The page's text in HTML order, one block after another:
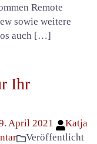
Remote
sowie weitere
auch […]
Ihr
April 2021
Katja
Veröffentlicht